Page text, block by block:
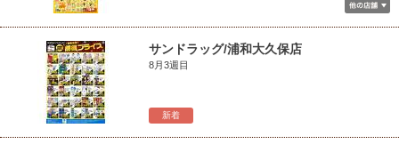
新着
サンドラッグ/浦和大久保店
8月3週目